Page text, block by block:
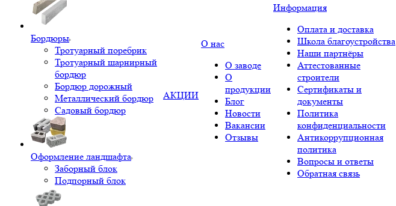
Бордюры
Тротуарный поребрик
Тротуарный шарнирный
бордюр
Бордюр дорожный
Металлический бордюр
Садовый бордюр
Оформление ландшафта
Заборный блок
Подпорный блок
АКЦИИ
О нас
О заводе
О
продукции
Блог
Новости
Вакансии
Отзывы
Информация
Оплата и доставка
Школа благоустройства
Наши партнёры
Аттестованные
строители
Сертификаты и
документы
Политика
конфиденциальности
Антикоррупционная
политика
Вопросы и ответы
Обратная связь